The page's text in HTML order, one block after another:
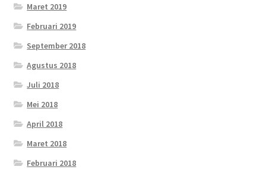
Maret 2019
Februari 2019
September 2018
Agustus 2018
Juli 2018
Mei 2018
April 2018
Maret 2018
Februari 2018